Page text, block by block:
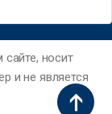
носит
и не является